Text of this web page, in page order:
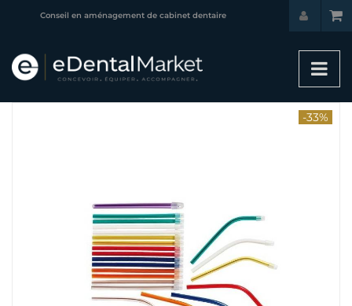
Conseil en aménagement de cabinet dentaire
-33%